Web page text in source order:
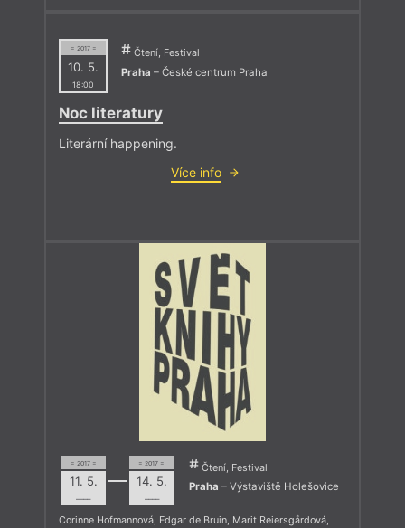
= 2017 =
10. 5.
18:00
Čtení, Festival
Praha – České centrum Praha
Noc literatury
Literární happening.
Více info
= 2017 =
11. 5.
––––
= 2017 =
14. 5.
––––
Čtení, Festival
Praha – Výstaviště Holešovice
Corinne Hofmannová, Edgar de Bruin, Marit Reiersgårdová,